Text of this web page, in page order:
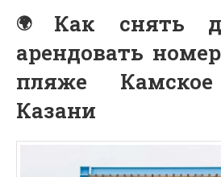
Как снять
арендовать
пляже
Казани